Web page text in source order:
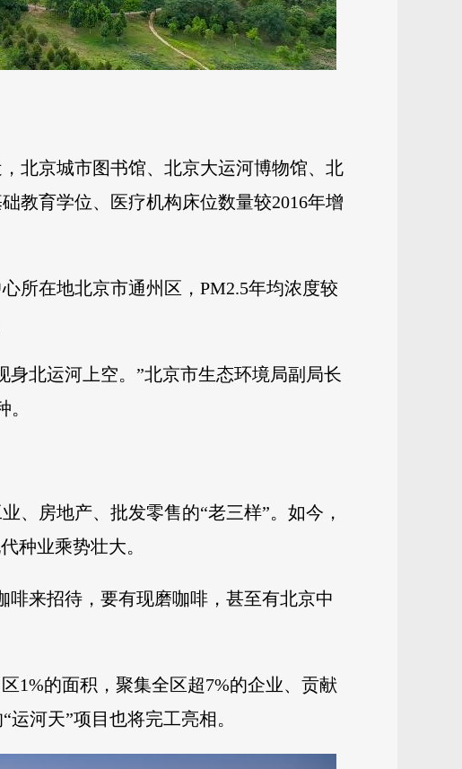
北京城市图书馆、北京大运河博物馆、北
教育学位、医疗机构床位数量较2016年增
所在地北京市通州区，PM2.5年均浓度较
北运河上空。”北京市生态环境局副局长
、房地产、批发零售的“老三样”。如今，
种业乘势壮大。
来招待，要有现磨咖啡，甚至有北京中
1%的面积，聚集全区超7%的企业、贡献
河天”项目也将完工亮相。